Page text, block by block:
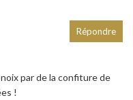
par de la confiture de
!
Répondre